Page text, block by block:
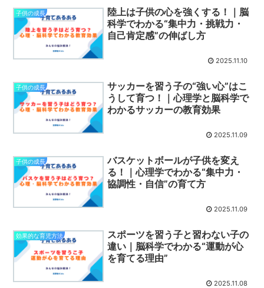
子供の成長
陸上は子供の心を強くする！｜脳
科学でわかる“集中力・挑戦力・
自己肯定感”の伸ばし方
2025.11.10
子供の成長
サッカーを習う子の“強い心”はこ
うして育つ！｜心理学と脳科学で
わかるサッカーの教育効果
2025.11.09
子供の成長
バスケットボールが子供を変え
る！｜心理学でわかる“集中力・
協調性・自信”の育て方
2025.11.09
効果的な育児方法
スポーツを習う子と習わない子の
違い｜脳科学でわかる“運動が心
を育てる理由”
2025.11.08